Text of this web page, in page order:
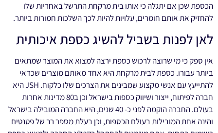
הכספת שכן אם יתגלה כי אותו בית מרקחת התרשל באחריות שלו
להחזיק את אותם חומרים, עלויות להיות לכך השלכות חמורות ביותר.
לאן לפנות בשביל להשיג כספת איכותית
אין ספק כי מי שרוצה לרכוש כספת ירצה למצוא את המוצר שמתאים
ביותר עבורו. כספת לבית מרקחת היא אחד מאותם מוצרים שכדאי
להתייעץ עם אנשי מקצוע שמבינים את הצרכים שלו כלקוח. JSH היא
חברה לפיתוח, ייצור ושיווק כספות בישראל וכן ב80 מדינות אחרות
בעולם. החברה הוקמה לפני כ- 40 שנים, היא החברה המובילה בישראל
והינה אחת המובילות בעולם הכספות, וכן בעלת מספר רב של פטנטים